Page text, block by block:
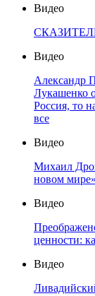
Видео
Видео
Александр
Лукашенко
Россия, то
все
Видео
Михаил
новом мире»
Видео
ценности:
Видео